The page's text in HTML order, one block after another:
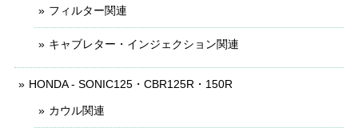
フィルター関連
キャブレター・インジェクション関連
HONDA - SONIC125・CBR125R・150R
カウル関連